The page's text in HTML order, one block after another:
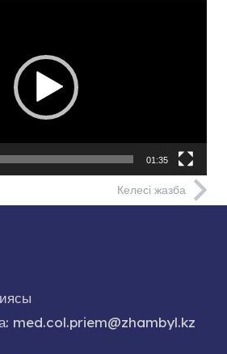
01:35
Келесі жазба
med.col.priem@zhambyl.kz